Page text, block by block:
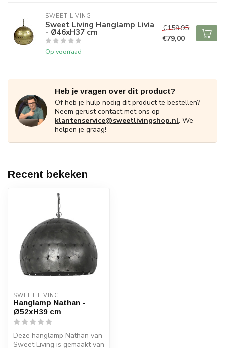
SWEET LIVING
Sweet Living Hanglamp Livia
- Ø46xH37 cm
Op voorraad
€159,95
€79,00
Heb je vragen over dit product?
Of heb je hulp nodig dit product te bestellen?
Neem gerust contact met ons op
klantenservice@sweetlivingshop.nl. We
helpen je graag!
Recent bekeken
SWEET LIVING
Hanglamp Nathan -
Ø52xH39 cm
Deze hanglamp Nathan van
Sweet Living is gemaakt van